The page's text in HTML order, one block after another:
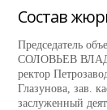
Состав
Председатель
СОЛОВЬЕВ
ректор
Глазунова, зав.
заслуженный